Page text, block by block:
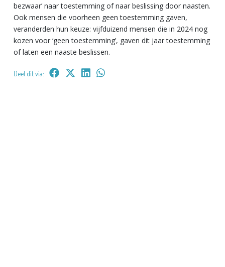
bezwaar’ naar toestemming of naar beslissing door naasten.
Ook mensen die voorheen geen toestemming gaven,
veranderden hun keuze: vijfduizend mensen die in 2024 nog
kozen voor ‘geen toestemming’, gaven dit jaar toestemming
of laten een naaste beslissen.
Deel dit via: